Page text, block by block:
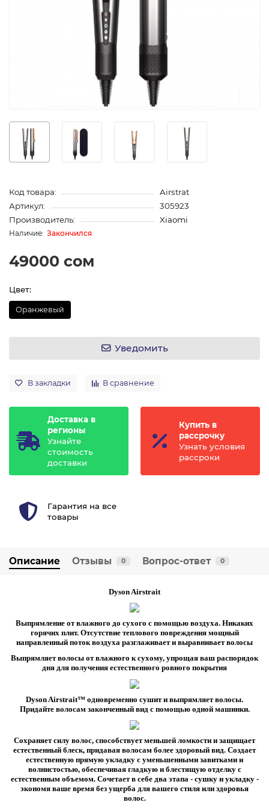
Код товара:
Airstrat
Артикул:
305923
Производитель:
Xiaomi
Закончился
49000 сом
Цвет:
Оранжевый
Уведомить
В закладки В сравнение
Доставка в
регионы
Узнайте
стоимость
доставки
Купить в
рассрочку
Узнать условия
рассроки
Гарантия на все
товары
Описание Отзывы 0 Вопрос-ответ 0
Dyson Airstrait
Выпрямление от влажного до сухого с помощью воздуха. Никаких
горячих плит. Отсутствие теплового повреждения мощный
направленный поток воздуха разглаживает и выравнивает волосы
Выпрямляет волосы от влажного к сухому, упрощая ваш распорядок
дня для получения естественного ровного покрытия
Dyson Airstrait™ одновременно сушит и выпрямляет волосы.
Придайте волосам законченный вид с помощью одной машинки.
Сохраняет силу волос, способствует меньшей ломкости и защищает
естественный блеск, придавая волосам более здоровый вид. Создает
естественную прямую укладку с уменьшенными завитками и
волнистостью, обеспечивая гладкую и блестящую отделку с
естественным объемом. Сочетает в себе два этапа - сушку и укладку -
экономя ваше время без ущерба для вашего стиля или здоровья
волос.